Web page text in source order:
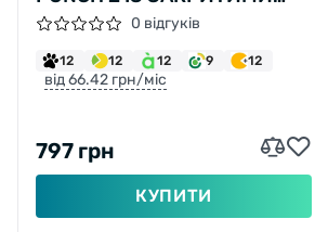
ПАЛЬЦЯМИ M ЧОРНО-СИНІ
0 відгуків
12 12 12 9 12
від 66.42 грн/міс
797 грн
КУПИТИ